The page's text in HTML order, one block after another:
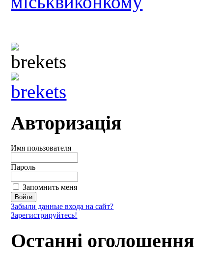
Авторизація
Имя пользователя
Пароль
Запомнить меня
Забыли данные входа на сайт?
Зарегистрируйтесь!
Останні оголошення